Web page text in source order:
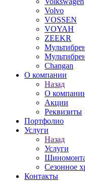
Volvo
VOSSEN
VOYAH
ZEEKR
Сhangan
О компании
Назад
О
Акции
Реквизиты
Портфолио
Услуги
Назад
Услуги
Сезонное
Контакты